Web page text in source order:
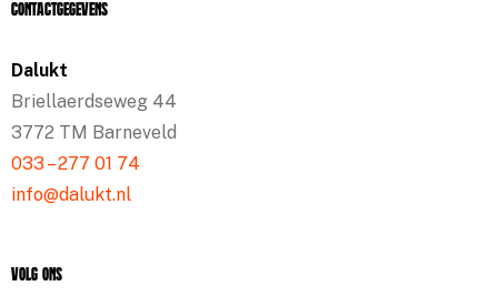
Contactgegevens
Dalukt
Briellaerdseweg 44
3772 TM Barneveld
033 – 277 01 74
info@dalukt.nl
Volg ons